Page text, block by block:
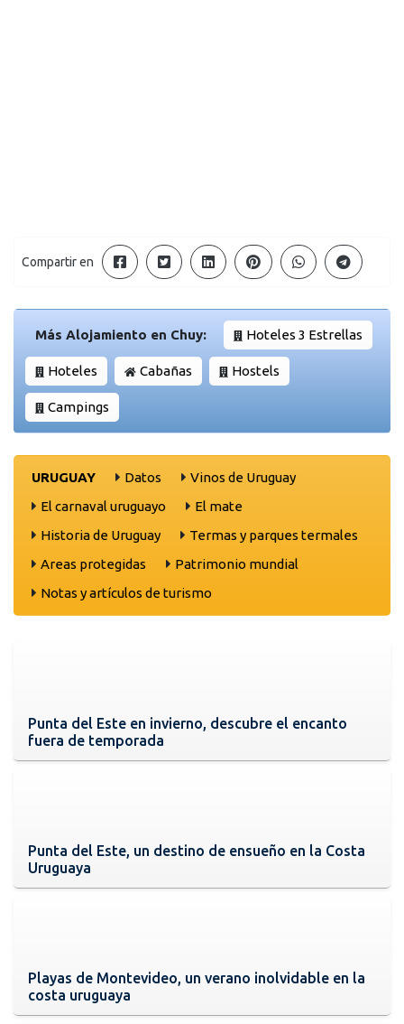
Compartir en
Más Alojamiento en Chuy: Hoteles 3 Estrellas
Hoteles Cabañas Hostels
Campings
URUGUAY Datos
Vinos de Uruguay
El carnaval uruguayo
El mate
Historia de Uruguay
Termas y parques termales
Areas protegidas
Patrimonio mundial
Notas y artículos de turismo
Punta del Este en invierno, descubre el encanto
fuera de temporada
Punta del Este, un destino de ensueño en la Costa
Uruguaya
Playas de Montevideo, un verano inolvidable en la
costa uruguaya